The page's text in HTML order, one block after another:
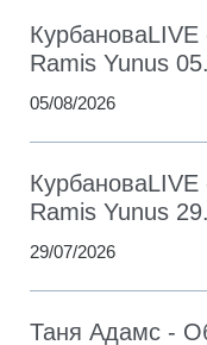
Ramis Yunus
05/08/2026
Ramis Yunus
29/07/2026
Таня Адамс -